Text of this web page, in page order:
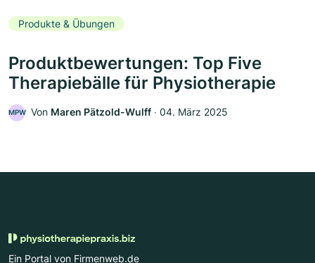
Produkte & Übungen
Produktbewertungen: Top Five
Therapiebälle für Physiotherapie
MPW Von Maren Pätzold-Wulff ‧ 04. März 2025
Ein Portal von Firmenweb.de